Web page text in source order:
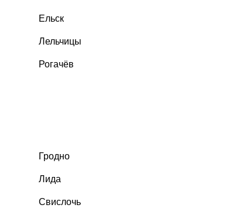
Ельск
Лельчицы
Рогачёв
Гродно
Лида
Свислочь